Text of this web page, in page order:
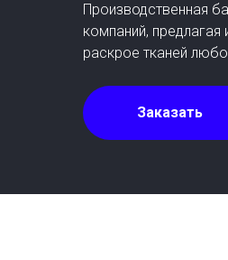
Производственная
компаний,
раскрое тканей
Заказать